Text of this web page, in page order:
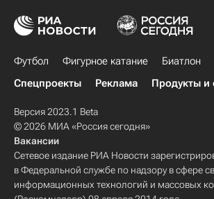
Футбол Фигурное катание Биатлон
Спецпроекты
Реклама Продукты и
Версия 2023.1 Beta
© 2026 МИА «Россия сегодня»
Вакансии
Сетевое издание РИА Новости
в Федеральной службе по надзору в сфере
информационных технологий и массовых